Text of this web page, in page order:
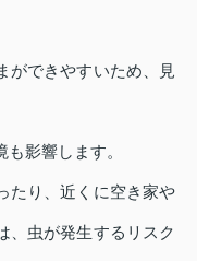
ができやすいため、見
影響します。
たり、近くに空き家や
、虫が発生するリスク